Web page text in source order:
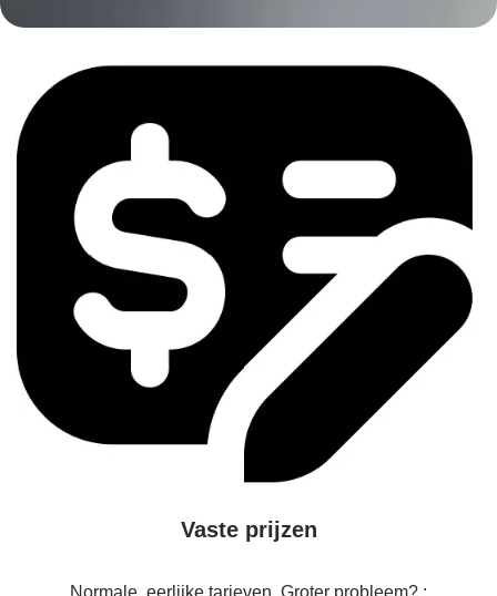
Vaste prijzen
Normale, eerlijke tarieven. Groter probleem? :